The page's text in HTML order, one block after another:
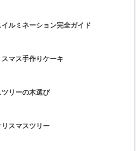
ルミネーション完全ガイド
マス手作りケーキ
リーの木選び
スマスツリー